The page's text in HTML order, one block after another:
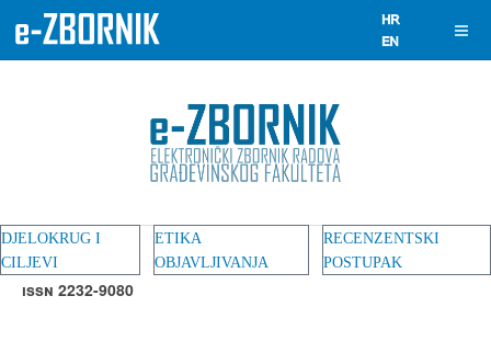
DJELOKRUG I
CILJEVI
ETIKA
OBJAVLJIVANJA
RECENZENTSKI
POSTUPAK
ISSN 2232-9080